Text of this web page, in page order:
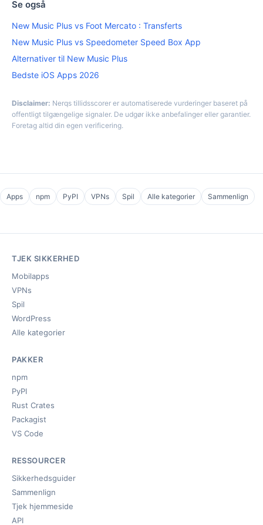
Se også
New Music Plus vs Foot Mercato : Transferts
New Music Plus vs Speedometer Speed Box App
Alternativer til New Music Plus
Bedste iOS Apps 2026
Disclaimer: Nerqs tillidsscorer er automatiserede vurderinger baseret på
offentligt tilgængelige signaler. De udgør ikke anbefalinger eller garantier.
Foretag altid din egen verificering.
Apps npm PyPI VPNs Spil Alle kategorier Sammenlign
TJEK SIKKERHED
Mobilapps
VPNs
Spil
WordPress
Alle kategorier
PAKKER
npm
PyPI
Rust Crates
Packagist
VS Code
RESSOURCER
Sikkerhedsguider
Sammenlign
Tjek hjemmeside
API